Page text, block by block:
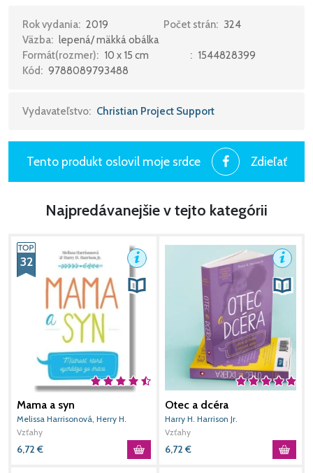
V tejto knihe pre otcov nájdete stovky životných skúseností -
vážne, veselé, s hlbokým významom, alebo jednoduché.
No všetky obsahujú silné morálne základy vedenia, učenia a
byť každý deň prítomný na ceste pri dozrievaní chlapca na
Rok vydania: 2019 Počet strán: 324
Väzba: lepená/ mäkká obálka
Formát(rozmer): 10 x 15 cm : 1544828399
Kód: 9788089793488
Vydavateľstvo: Christian Project Support
Tento produkt oslovil moje srdce Zdieľať
Najpredávanejšie v tejto kategórii
32
Mama a syn
Melissa Harrisonová, Herry H.
Harrison Jr.
Vzťahy
6,72 €
Otec a dcéra
Harry H. Harrison Jr.
Vzťahy
6,72 €